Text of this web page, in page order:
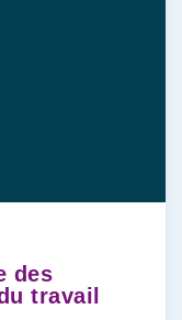
des
travail